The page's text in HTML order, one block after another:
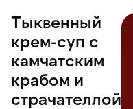
Тыквенный
крем-суп с
камчатским
крабом и
страчателлой